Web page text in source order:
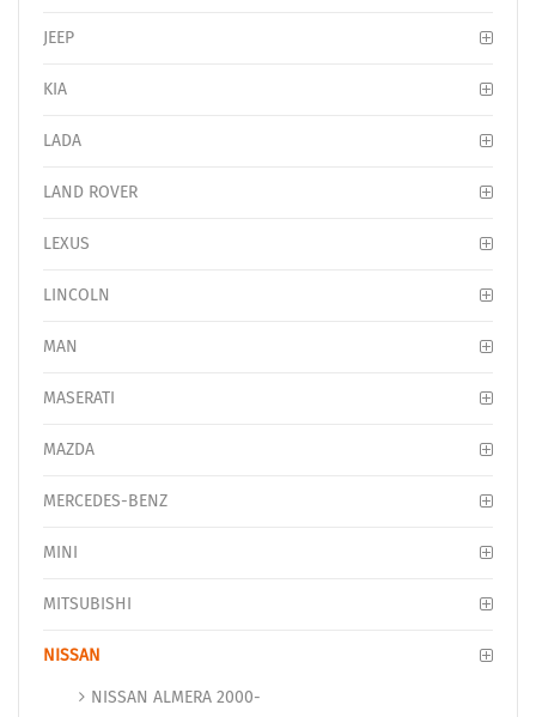
JEEP
KIA
LADA
LAND ROVER
LEXUS
LINCOLN
MAN
MASERATI
MAZDA
MERCEDES-BENZ
MINI
MITSUBISHI
NISSAN
NISSAN ALMERA 2000-